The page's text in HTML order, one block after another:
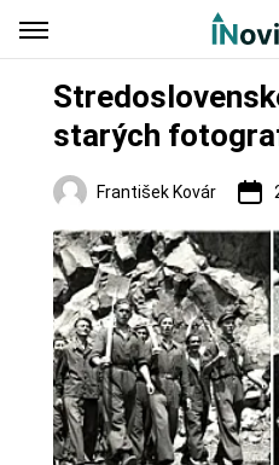
starých
František Kovár
Regióny